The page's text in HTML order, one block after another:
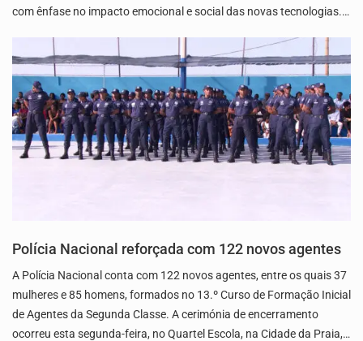
com ênfase no impacto emocional e social das novas tecnologias.…
Polícia Nacional reforçada com 122 novos agentes
A Polícia Nacional conta com 122 novos agentes, entre os quais 37
mulheres e 85 homens, formados no 13.º Curso de Formação Inicial
de Agentes da Segunda Classe. A cerimónia de encerramento
ocorreu esta segunda-feira, no Quartel Escola, na Cidade da Praia,…